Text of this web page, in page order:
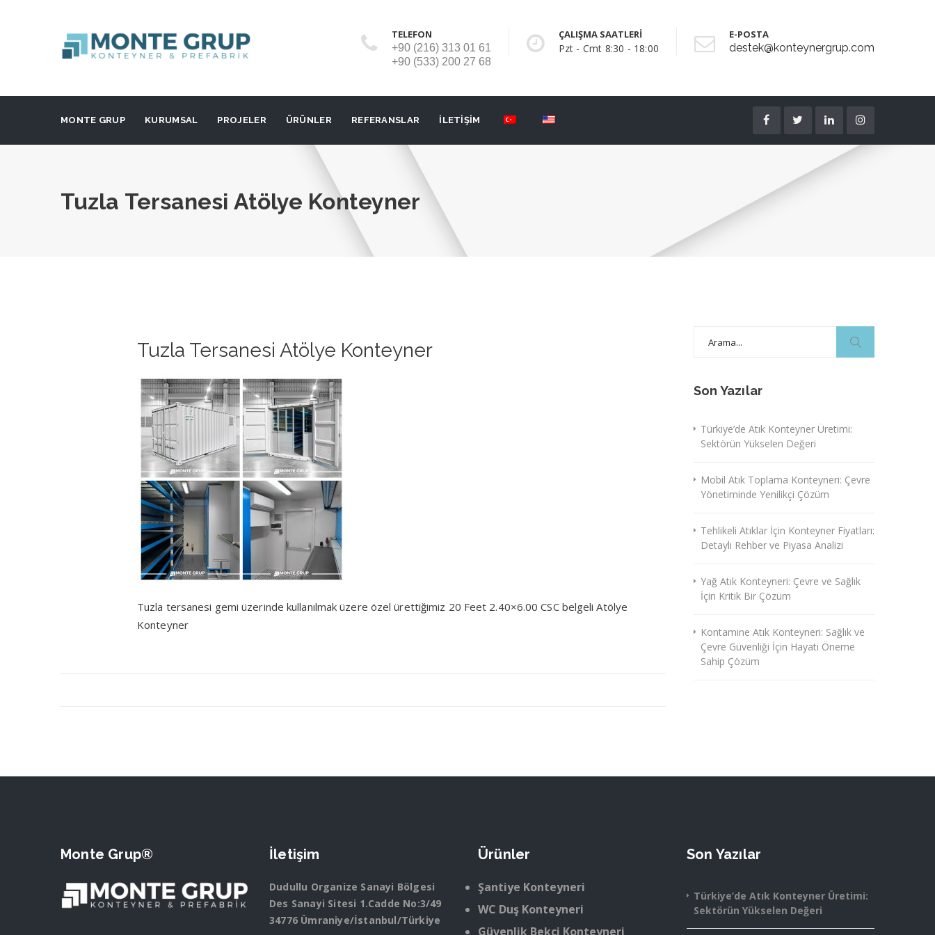
TELEFON
+90 (216) 313 01 61
+90 (533) 200 27 68
ÇALIŞMA SAATLERİ
Pzt - Cmt 8:30 - 18:00
E-POSTA
destek@konteynergrup.com
MONTE GRUP KURUMSAL PROJELER ÜRÜNLER REFERANSLAR İLETİŞİM
Tuzla Tersanesi Atölye Konteyner
Tuzla Tersanesi Atölye Konteyner
Tuzla tersanesi gemi üzerinde kullanılmak üzere özel ürettiğimiz 20 Feet 2.40×6.00 CSC belgeli Atölye
Konteyner
Son Yazılar
Türkiye’de Atık Konteyner Üretimi:
Sektörün Yükselen Değeri
Mobil Atık Toplama Konteyneri: Çevre
Yönetiminde Yenilikçi Çözüm
Tehlikeli Atıklar İçin Konteyner Fiyatları:
Detaylı Rehber ve Piyasa Analizi
Yağ Atık Konteyneri: Çevre ve Sağlık
İçin Kritik Bir Çözüm
Kontamine Atık Konteyneri: Sağlık ve
Çevre Güvenliği İçin Hayati Öneme
Sahip Çözüm
Monte Grup® İletişim
Dudullu Organize Sanayi Bölgesi
Des Sanayi Sitesi 1.Cadde No:3/49
34776 Ümraniye/İstanbul/Türkiye
Ürünler
Şantiye Konteyneri
WC Duş Konteyneri
Güvenlik Bekçi Konteyneri
Son Yazılar
Türkiye’de Atık Konteyner Üretimi:
Sektörün Yükselen Değeri